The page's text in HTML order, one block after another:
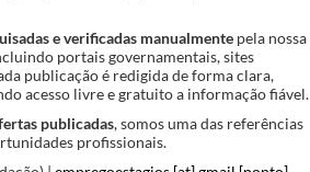
e verificadas manualmentepela nossa
portais governamentais, sites
publicação é redigida de forma clara,
acesso livre e gratuito a informação fiável.
publicadas, somos uma das referências
profissionais.